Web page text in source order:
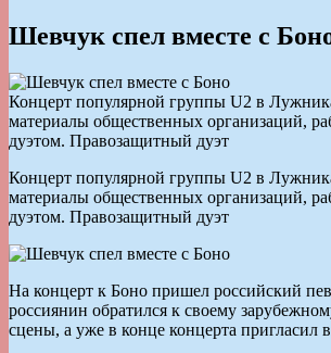
Шевчук спел вместе с
Концерт популярной группы U2 в
материалы общественных организаций,
дуэтом. Правозащитный дуэт
Концерт популярной группы U2 в
материалы общественных организаций,
дуэтом. Правозащитный дуэт
На концерт к Боно пришел российский
россиянин обратился к своему
сцены, а уже в конце концерта пригласил